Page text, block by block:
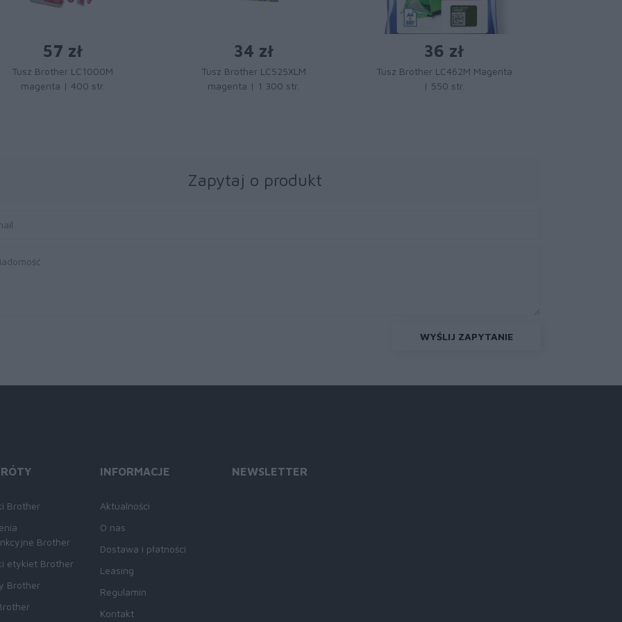
57 zł
Tusz Brother LC1000M
magenta | 400 str.
34 zł
Tusz Brother LC525XLM
magenta | 1 300 str.
36 zł
Tusz Brother LC462M Magenta
| 550 str.
Zapytaj o produkt
WYŚLIJ ZAPYTANIE
Brother
Brother
etykiet Brother
Brother
INFORMACJE
Aktualności
O nas
Dostawa i płatności
Leasing
Regulamin
Kontakt
NEWSLETTER